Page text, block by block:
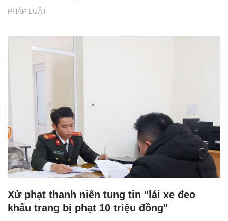
PHÁP LUẬT
Xử phạt thanh niên tung tin "lái xe đeo
khẩu trang bị phạt 10 triệu đồng"